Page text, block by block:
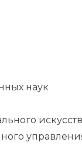
наук